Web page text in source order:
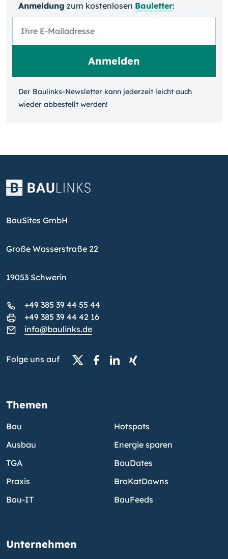
Anmeldung zum kosten­losen Bauletter:
Der Baulinks-Newsletter kann jeder­zeit leicht auch
wieder ab­bestellt werden!
BauSites GmbH
Große Wasserstraße 22
19053 Schwerin
+49 385 39 44 55 44
+49 385 39 44 42 16
info@baulinks.de
Folge uns auf
Themen
Bau
Ausbau
TGA
Praxis
Bau-IT
Hotspots
Energie sparen
BauDates
BroKatDowns
BauFeeds
Unternehmen